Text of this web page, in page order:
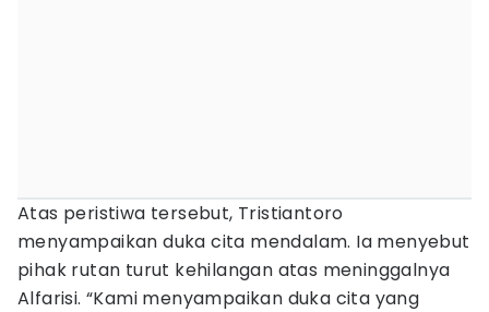
Atas peristiwa tersebut, Tristiantoro
menyampaikan duka cita mendalam. Ia menyebut
pihak rutan turut kehilangan atas meninggalnya
Alfarisi. “Kami menyampaikan duka cita yang